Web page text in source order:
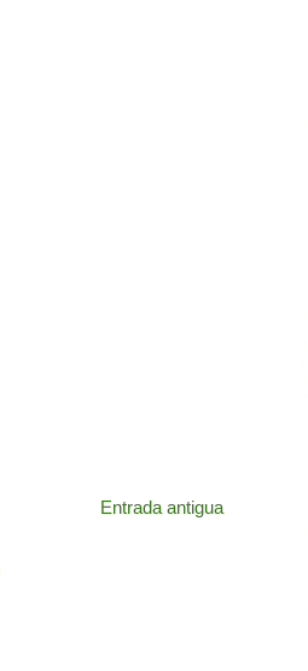
Entrada antigua